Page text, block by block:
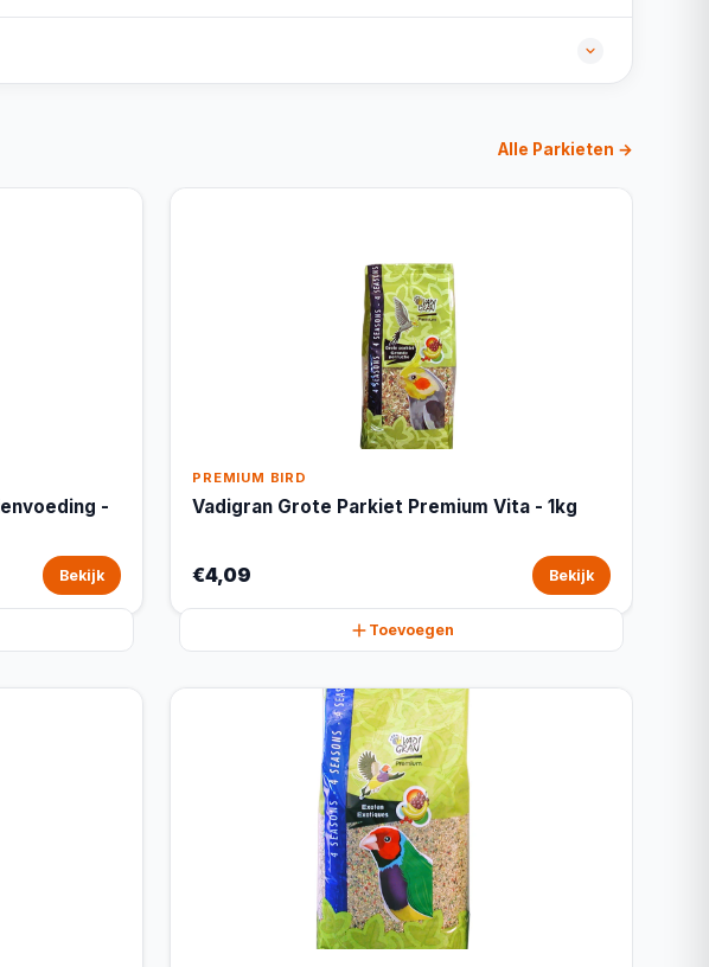
Alle Parkieten →
-
Bekijk
PREMIUM BIRD
Vadigran Grote Parkiet Premium Vita - 1kg
€4,09 Bekijk
Toevoegen